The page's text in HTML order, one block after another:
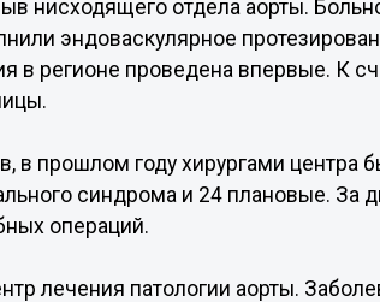
нисходящего отдела аорты.
эндоваскулярное
в регионе проведена впервые. К
в прошлом году хирургами центра
синдрома и 24 плановые. За
операций.
лечения патологии аорты.